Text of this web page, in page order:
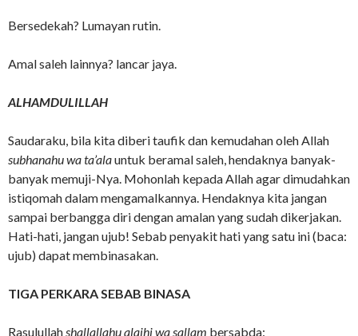
Bersedekah? Lumayan rutin.
Amal saleh lainnya? lancar jaya.
ALHAMDULILLAH
Saudaraku, bila kita diberi taufik dan kemudahan oleh Allah
subhanahu wa ta’alauntuk beramal saleh, hendaknya banyak-
banyak memuji-Nya. Mohonlah kepada Allah agar dimudahkan
istiqomah dalam mengamalkannya. Hendaknya kita jangan
sampai berbangga diri dengan amalan yang sudah dikerjakan.
Hati-hati, jangan ujub! Sebab penyakit hati yang satu ini (baca:
ujub) dapat membinasakan.
TIGA PERKARA SEBAB BINASA
Rasulullahshallallahu alaihi wa sallam bersabda: